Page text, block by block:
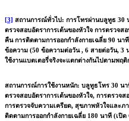
[3] สถานการณ์ทั่วไป: การโทรผ่านบลูทูธ 30
ตรวจสอบอัตราการเต้นของหัวใจ การตรวจ
คืน การติดตามการออกกำลังกายเฉลี่ย 90 นา
ข้อความ (50 ข้อความต่อวัน , 6 สายต่อวัน, 3
ใช้งานแบตเตอรี่จริงจะแตกต่างกันไปตามพฤติ
สถานการณ์การใช้งานหนัก: บลูทูธโทร 30 น
ตรวจสอบอัตราการเต้นของหัวใจ, การตรวจ
การตรวจจับความเครียด, สุขภาพหัวใจและ
ติดตามการออกกำลังกายเฉลี่ย 180 นาที (เปิ